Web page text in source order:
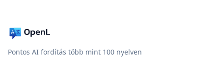
Pontos AI fordítás több mint 100 nyelven